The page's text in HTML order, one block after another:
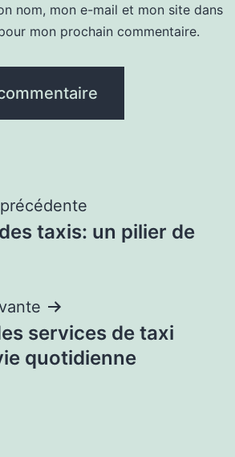
nom, mon e-mail et mon site dans
mon prochain commentaire.
taxis: un pilier de
services de taxi
quotidienne